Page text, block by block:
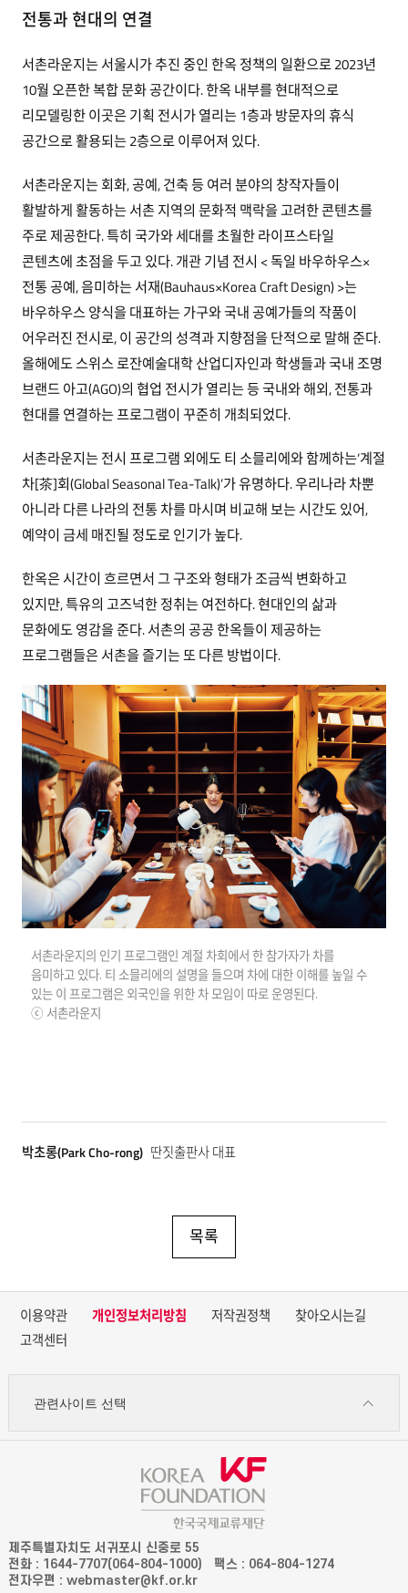
전통과 현대의 연결
서촌라운지는 서울시가 추진 중인 한옥 정책의 일환으로 2023년
10월 오픈한 복합 문화 공간이다. 한옥 내부를 현대적으로
리모델링한 이곳은 기획 전시가 열리는 1층과 방문자의 휴식
공간으로 활용되는 2층으로 이루어져 있다.
서촌라운지는 회화, 공예, 건축 등 여러 분야의 창작자들이
활발하게 활동하는 서촌 지역의 문화적 맥락을 고려한 콘텐츠를
주로 제공한다. 특히 국가와 세대를 초월한 라이프스타일
콘텐츠에 초점을 두고 있다. 개관 기념 전시 < 독일 바우하우스×
전통 공예, 음미하는 서재(Bauhaus×Korea Craft Design) >는
바우하우스 양식을 대표하는 가구와 국내 공예가들의 작품이
어우러진 전시로, 이 공간의 성격과 지향점을 단적으로 말해 준다.
올해에도 스위스 로잔예술대학 산업디자인과 학생들과 국내 조명
브랜드 아고(AGO)의 협업 전시가 열리는 등 국내와 해외, 전통과
현대를 연결하는 프로그램이 꾸준히 개최되었다.
서촌라운지는 전시 프로그램 외에도 티 소믈리에와 함께하는‘계절
차[茶]회(Global Seasonal Tea-Talk)’가 유명하다. 우리나라 차뿐
아니라 다른 나라의 전통 차를 마시며 비교해 보는 시간도 있어,
예약이 금세 매진될 정도로 인기가 높다.
한옥은 시간이 흐르면서 그 구조와 형태가 조금씩 변화하고
있지만, 특유의 고즈넉한 정취는 여전하다. 현대인의 삶과
문화에도 영감을 준다. 서촌의 공공 한옥들이 제공하는
프로그램들은 서촌을 즐기는 또 다른 방법이다.
서촌라운지의 인기 프로그램인 계절 차회에서 한 참가자가 차를
음미하고 있다. 티 소믈리에의 설명을 들으며 차에 대한 이해를 높일 수
있는 이 프로그램은 외국인을 위한 차 모임이 따로 운영된다.
ⓒ 서촌라운지
박초롱(Park Cho-rong) 딴짓출판사 대표
목록
이용약관 개인정보처리방침 저작권정책
찾아오시는길
고객센터
관련사이트 선택
제주특별자치도 서귀포시 신중로 55
전화 : 1644-7707(064-804-1000)
팩스 : 064-804-1274
전자우편 : webmaster@kf.or.kr